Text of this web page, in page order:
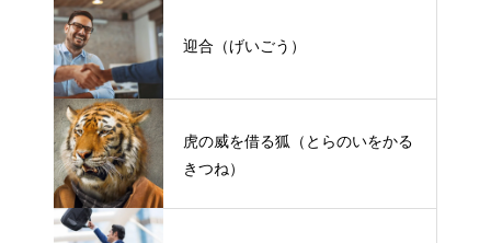
迎合（げいごう）
虎の威を借る狐（とらのいをかる
きつね）